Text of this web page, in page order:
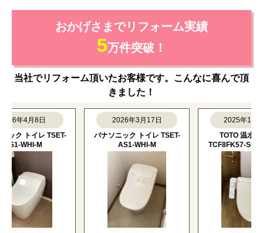
おかげさまでリフォーム実績
5万件突破！
当社でリフォーム頂いたお客様です。こんなに喜んで頂
きました！
4月8日
トイレ TSET-
WHI-M
2026年3月17日
パナソニック トイレ TSET-
AS1-WHI-M
2025年12月11日
TOTO 温水洗浄便
TCF8FK57-SC1-